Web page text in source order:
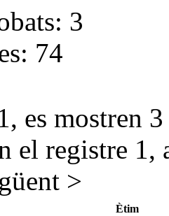
3
74
es mostren
el registre 1,
>
Ètim